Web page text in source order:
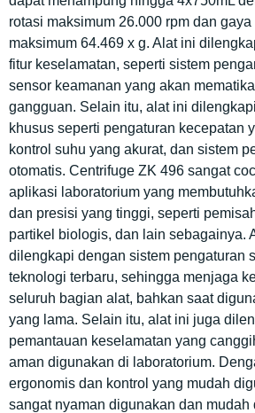
rotasi maksimum 26.000 rpm dan gaya
maksimum 64.469 x g. Alat ini
fitur keselamatan, seperti sistem
sensor keamanan yang akan
gangguan. Selain itu, alat ini
khusus seperti pengaturan kecepatan
kontrol suhu yang akurat, dan sistem
otomatis. Centrifuge ZK 496 sangat
aplikasi laboratorium yang
dan presisi yang tinggi, seperti
partikel biologis, dan lain sebagainya.
dilengkapi dengan sistem pengaturan
teknologi terbaru, sehingga menjaga
seluruh bagian alat, bahkan saat
yang lama. Selain itu, alat ini juga
pemantauan keselamatan yang
aman digunakan di laboratorium.
ergonomis dan kontrol yang mudah
sangat nyaman digunakan dan mudah